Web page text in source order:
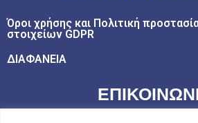
Όροι χρήσης και Πολιτική
στοιχείων GDPR
ΔΙΑΦΑΝΕΙΑ